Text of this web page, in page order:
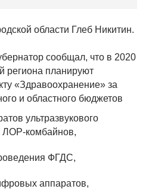
области Глеб Никитин.
сообщал, что в 2020
региона планируют
«Здравоохранение» за
и областного бюджетов
ультразвукового
ЛОР-комбайнов,
ФГДС,
аппаратов,